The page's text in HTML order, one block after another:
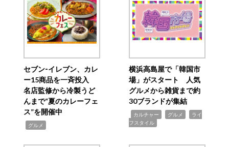
セブン‐イレブン、カレ
ー15商品を一斉投入
名店監修から冷製うど
んまで“夏のカレーフェ
ス”を開催中
グルメ
横浜高島屋で「韓国市
場」がスタート 人気
グルメから雑貨まで約
30ブランドが集結
カルチャー グルメ
ライ
フスタイル